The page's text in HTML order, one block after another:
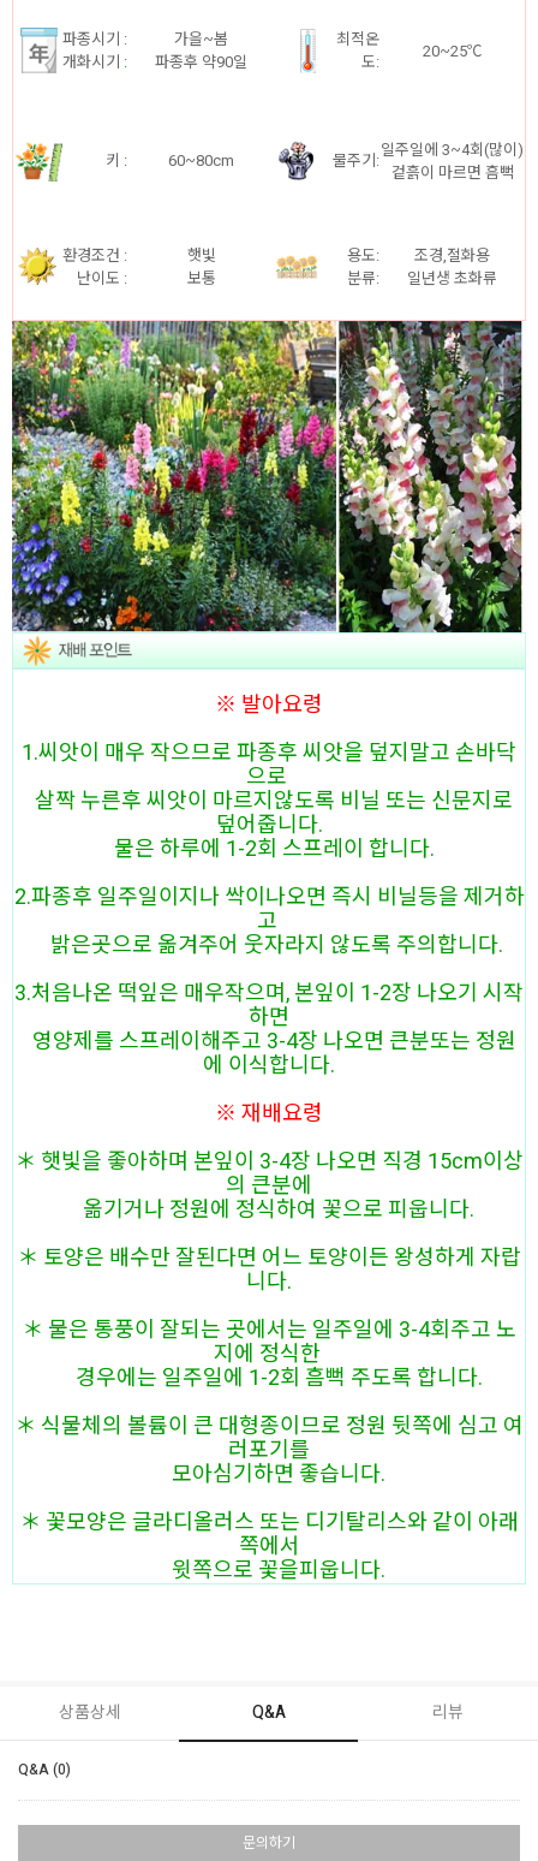
파종시기 :
개화시기 :
가을~봄
파종후 약90일
최적온
도:
20~25℃
키 : 60~80cm 물주기:일주일에 3~4회(많이)
겉흙이 마르면 흠뻑
환경조건 :
난이도 :
햇빛
보통
용도:
분류:
조경,절화용
일년생 초화류
※ 발아요령
1.씨앗이 매우 작으므로 파종후 씨앗을 덮지말고 손바닥
으로
살짝 누른후 씨앗이 마르지않도록 비닐 또는 신문지로
덮어줍니다.
물은 하루에 1-2회 스프레이 합니다.
2.파종후 일주일이지나 싹이나오면 즉시 비닐등을 제거하
고
밝은곳으로 옮겨주어 웃자라지 않도록 주의합니다.
3.처음나온 떡잎은 매우작으며, 본잎이 1-2장 나오기 시작
하면
영양제를 스프레이해주고 3-4장 나오면 큰분또는 정원
에 이식합니다.
※ 재배요령
＊ 햇빛을 좋아하며 본잎이 3-4장 나오면 직경 15cm이상
의 큰분에
옮기거나 정원에 정식하여 꽃으로 피웁니다.
＊ 토양은 배수만 잘된다면 어느 토양이든 왕성하게 자랍
니다.
＊ 물은 통풍이 잘되는 곳에서는 일주일에 3-4회주고 노
지에 정식한
경우에는 일주일에 1-2회 흠뻑 주도록 합니다.
＊ 식물체의 볼륨이 큰 대형종이므로 정원 뒷쪽에 심고 여
러포기를
모아심기하면 좋습니다.
＊ 꽃모양은 글라디올러스 또는 디기탈리스와 같이 아래
쪽에서
윗쪽으로 꽃을피웁니다.
상품상세 Q&A 리뷰
Q&A (0)
문의하기